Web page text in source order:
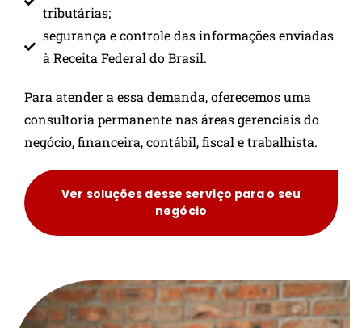
tributárias;
segurança e controle das informações enviadas
à Receita Federal do Brasil.
Para atender a essa demanda, oferecemos uma
consultoria permanente nas áreas gerenciais do
negócio, financeira, contábil, fiscal e trabalhista.
Ver soluções desse serviço para o seu
negócio